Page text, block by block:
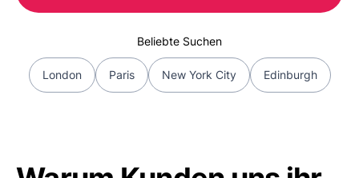
Beliebte Suchen
London Paris New York City Edinburgh